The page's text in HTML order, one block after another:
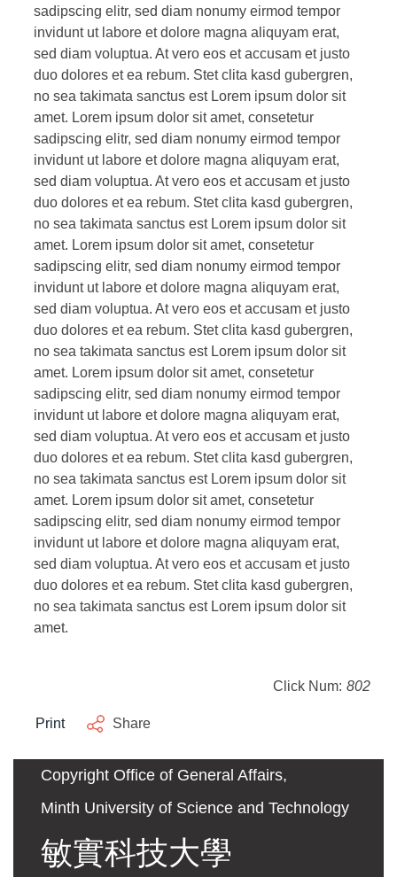
sadipscing elitr, sed diam nonumy eirmod tempor
invidunt ut labore et dolore magna aliquyam erat,
sed diam voluptua. At vero eos et accusam et justo
duo dolores et ea rebum. Stet clita kasd gubergren,
no sea takimata sanctus est Lorem ipsum dolor sit
amet. Lorem ipsum dolor sit amet, consetetur
sadipscing elitr, sed diam nonumy eirmod tempor
invidunt ut labore et dolore magna aliquyam erat,
sed diam voluptua. At vero eos et accusam et justo
duo dolores et ea rebum. Stet clita kasd gubergren,
no sea takimata sanctus est Lorem ipsum dolor sit
amet. Lorem ipsum dolor sit amet, consetetur
sadipscing elitr, sed diam nonumy eirmod tempor
invidunt ut labore et dolore magna aliquyam erat,
sed diam voluptua. At vero eos et accusam et justo
duo dolores et ea rebum. Stet clita kasd gubergren,
no sea takimata sanctus est Lorem ipsum dolor sit
amet. Lorem ipsum dolor sit amet, consetetur
sadipscing elitr, sed diam nonumy eirmod tempor
invidunt ut labore et dolore magna aliquyam erat,
sed diam voluptua. At vero eos et accusam et justo
duo dolores et ea rebum. Stet clita kasd gubergren,
no sea takimata sanctus est Lorem ipsum dolor sit
amet. Lorem ipsum dolor sit amet, consetetur
sadipscing elitr, sed diam nonumy eirmod tempor
invidunt ut labore et dolore magna aliquyam erat,
sed diam voluptua. At vero eos et accusam et justo
duo dolores et ea rebum. Stet clita kasd gubergren,
no sea takimata sanctus est Lorem ipsum dolor sit
amet.
Click Num: 802
Print Share
Copyright Office of General Affairs,
Minth University of Science and Technology
敏實科技大學